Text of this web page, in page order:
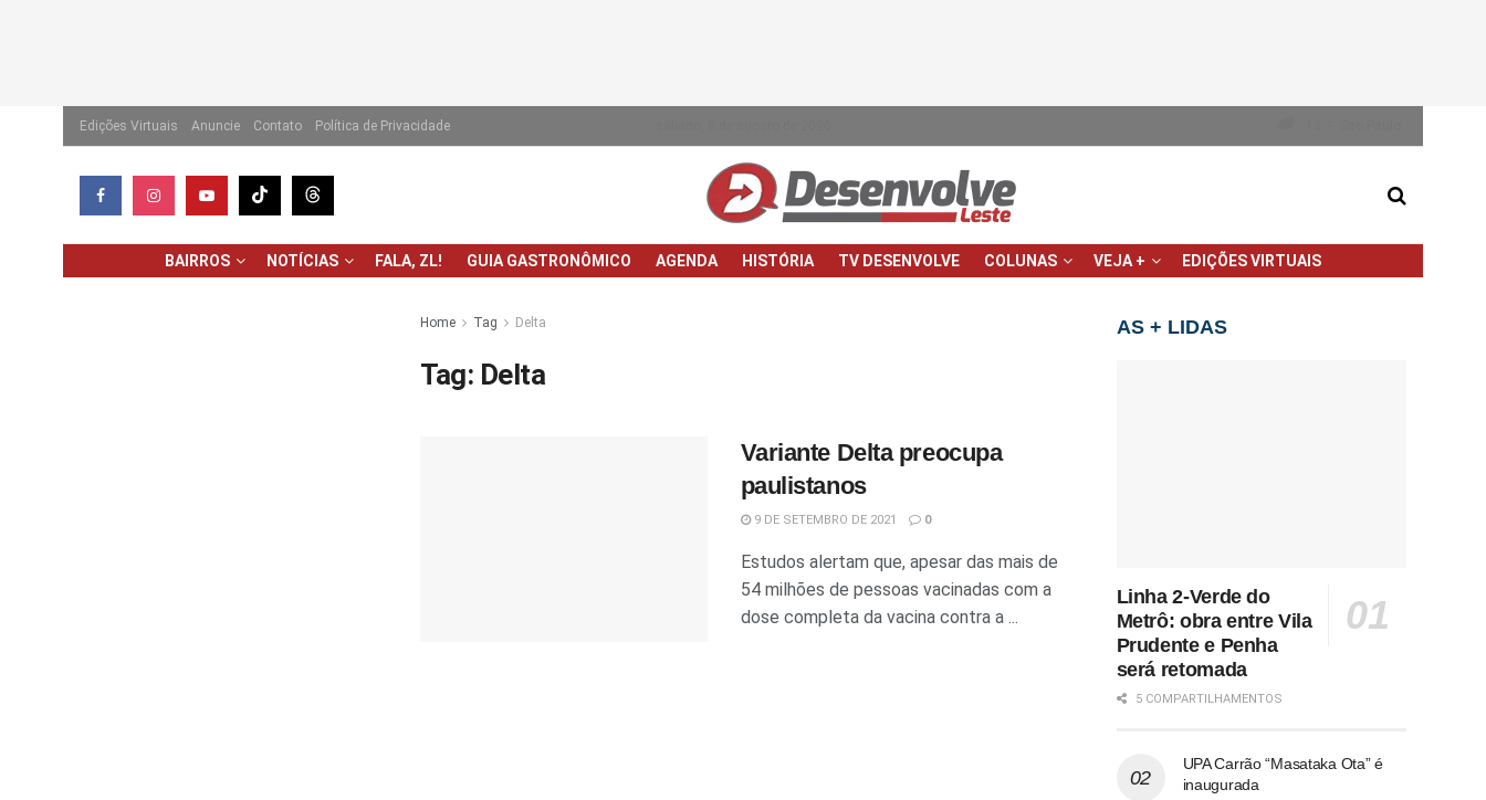
Edições Virtuais Anuncie Contato Política de Privacidade
BAIRROS NOTÍCIAS FALA, ZL! GUIA GASTRONÔMICO AGENDA HISTÓRIA TV DESENVOLVE COLUNAS VEJA + EDIÇÕES VIRTUAIS
Home Tag Delta
Tag: Delta
Variante Delta preocupa
paulistanos
9 DE SETEMBRO DE 2021 0
Estudos alertam que, apesar das mais de
54 milhões de pessoas vacinadas com a
dose completa da vacina contra a ...
AS + LIDAS
Linha 2-Verde do
Metrô: obra entre Vila
Prudente e Penha
será retomada
5 COMPARTILHAMENTOS
UPA Carrão “Masataka Ota” é
inaugurada